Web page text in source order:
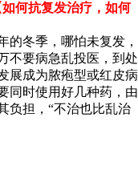
如何抗复发治疗，如何
的冬季，哪怕未复发，
不要病急乱投医，到处
展成为脓疱型或红皮病
同时使用好几种药，由
负担，“不治也比乱治